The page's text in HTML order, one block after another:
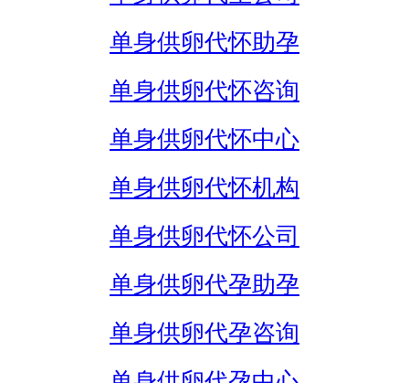
单身供卵代怀助孕
单身供卵代怀咨询
单身供卵代怀中心
单身供卵代怀机构
单身供卵代怀公司
单身供卵代孕助孕
单身供卵代孕咨询